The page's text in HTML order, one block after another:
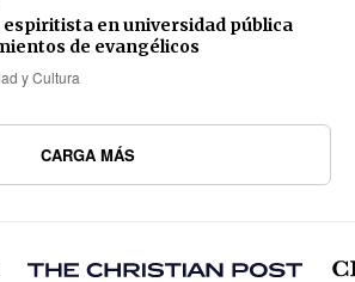
y Cultura
en universidad pública
de evangélicos
CARGA MÁS